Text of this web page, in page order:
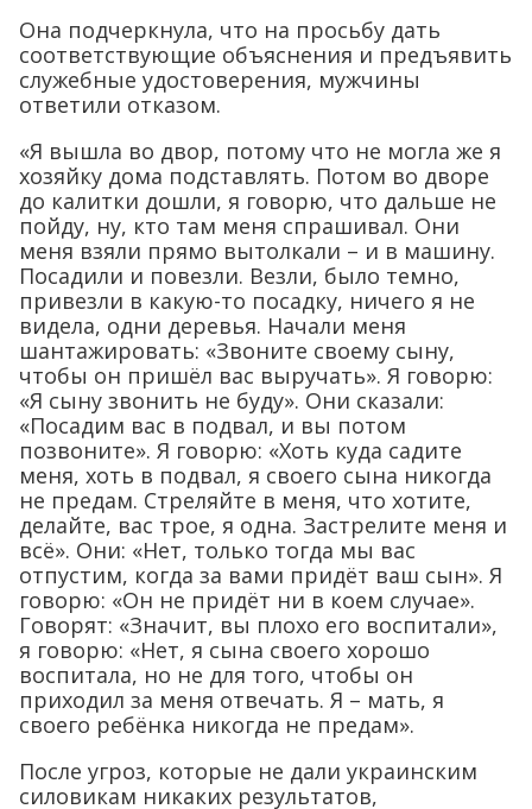
Она подчеркнула, что на просьбу дать
соответствующие объяснения и предъявить
служебные удостоверения, мужчины
ответили отказом.
«Я вышла во двор, потому что не могла же я
хозяйку дома подставлять. Потом во дворе
до калитки дошли, я говорю, что дальше не
пойду, ну, кто там меня спрашивал. Они
меня взяли прямо вытолкали – и в машину.
Посадили и повезли. Везли, было темно,
привезли в какую-то посадку, ничего я не
видела, одни деревья. Начали меня
шантажировать: «Звоните своему сыну,
чтобы он пришёл вас выручать». Я говорю:
«Я сыну звонить не буду». Они сказали:
«Посадим вас в подвал, и вы потом
позвоните». Я говорю: «Хоть куда садите
меня, хоть в подвал, я своего сына никогда
не предам. Стреляйте в меня, что хотите,
делайте, вас трое, я одна. Застрелите меня и
всё». Они: «Нет, только тогда мы вас
отпустим, когда за вами придёт ваш сын». Я
говорю: «Он не придёт ни в коем случае».
Говорят: «Значит, вы плохо его воспитали»,
я говорю: «Нет, я сына своего хорошо
воспитала, но не для того, чтобы он
приходил за меня отвечать. Я – мать, я
своего ребёнка никогда не предам».
После угроз, которые не дали украинским
силовикам никаких результатов,